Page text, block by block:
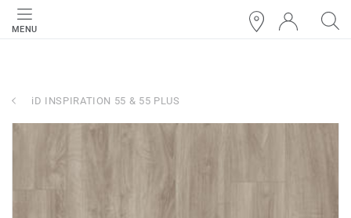
MENU
iD INSPIRATION 55 & 55 PLUS